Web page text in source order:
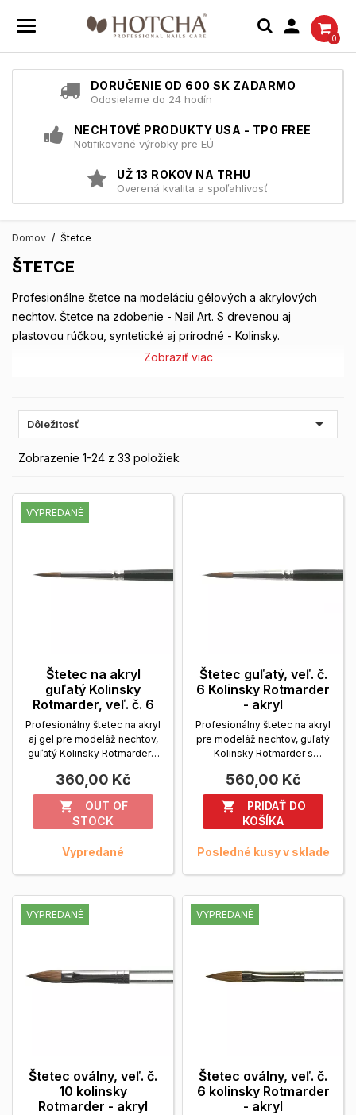

0
DORUČENIE OD 600 SK ZADARMO
Odosielame do 24 hodín
NECHTOVÉ PRODUKTY USA - TPO FREE
Notifikované výrobky pre EÚ
UŽ 13 ROKOV NA TRHU
Overená kvalita a spoľahlivosť
Domov Štetce
ŠTETCE
Profesionálne štetce na modeláciu gélových a akrylových
nechtov. Štetce na zdobenie - Nail Art. S drevenou aj
plastovou rúčkou, syntetické aj prírodné - Kolinsky.
Zobraziť viac
Dôležitosť 
Zobrazenie 1-24 z 33 položiek
VYPREDANÉ
Štetec na akryl
guľatý Kolinsky
Rotmarder, veľ. č. 6
Profesionálny štetec na akryl
aj gel pre modeláž nechtov,
guľatý Kolinsky Rotmarder s
360,00 Kč

OUT OF
STOCK
Vypredané
Štetec guľatý, veľ. č.
6 Kolinsky Rotmarder
- akryl
Profesionálny štetec na akryl
pre modeláž nechtov, guľatý
Kolinsky Rotmarder s
viac
560,00 Kč

PRIDAŤ DO
KOŠÍKA
Posledné kusy v sklade
VYPREDANÉ
Štetec oválny, veľ. č.
10 kolinsky
Rotmarder - akryl
VYPREDANÉ
Štetec oválny, veľ. č.
6 kolinsky Rotmarder
- akryl